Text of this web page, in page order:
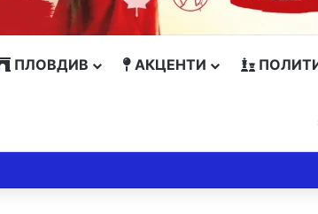
ПЛОВДИВ АКЦЕНТИ